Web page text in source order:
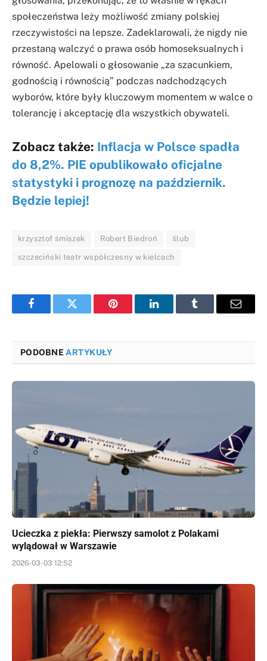
społeczeństwa leży możliwość zmiany polskiej
rzeczywistości na lepsze. Zadeklarowali, że nigdy nie
przestaną walczyć o prawa osób homoseksualnych i
równość. Apelowali o głosowanie „za szacunkiem,
godnością i równością” podczas nadchodzących
wyborów, które były kluczowym momentem w walce o
tolerancję i akceptację dla wszystkich obywateli.
Zobacz także: Inflacja w Polsce spadła
do 8,2%. PIE opublikowało oficjalne
statystyki i prognozę na październik.
Będzie lepiej!
krzysztof śmiszek Robert Biedroń ślub
szczeciński teatr współczesny w kielcach
FacebookTwitter Pinterest LinkedInTumblr Email
PODOBNE ARTYKUŁY
Ucieczka z piekła: Pierwszy samolot z Polakami
wylądował w Warszawie
2026-03-03 12:52